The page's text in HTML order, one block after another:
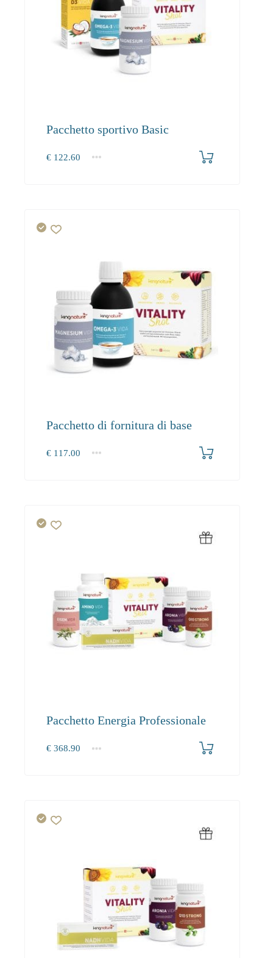
Pacchetto sportivo Basic
€ 122.60
1+
Pacchetto di fornitura di base
€ 117.00
1+
Pacchetto Energia Professionale
€ 368.90
1+